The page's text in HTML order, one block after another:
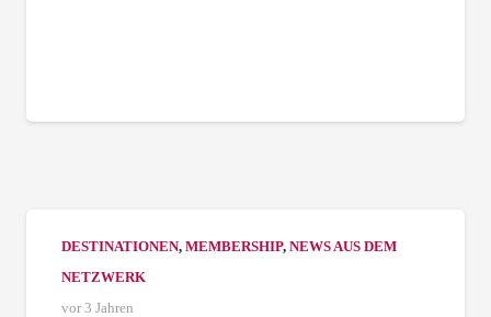
DESTINATIONEN, MEMBERSHIP, NEWS AUS DEM
NETZWERK
vor 3 Jahren